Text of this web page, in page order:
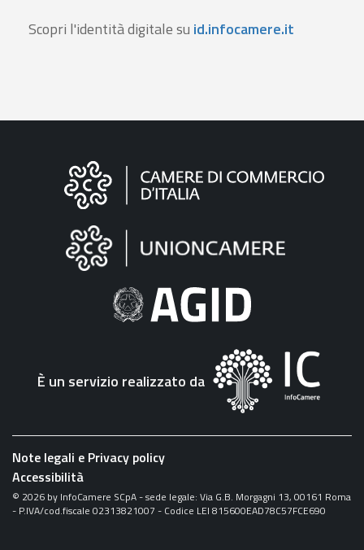
Scopri l'identità digitale su id.infocamere.it
Informazioni
"Fattura
Elettronica"
È un servizio realizzato da
Note legali e Privacy policy
Accessibilità
© 2026 by InfoCamere SCpA - sede legale: Via G.B. Morgagni 13, 00161 Roma
- P.IVA/cod.fiscale 02313821007 - Codice LEI 815600EAD78C57FCE690